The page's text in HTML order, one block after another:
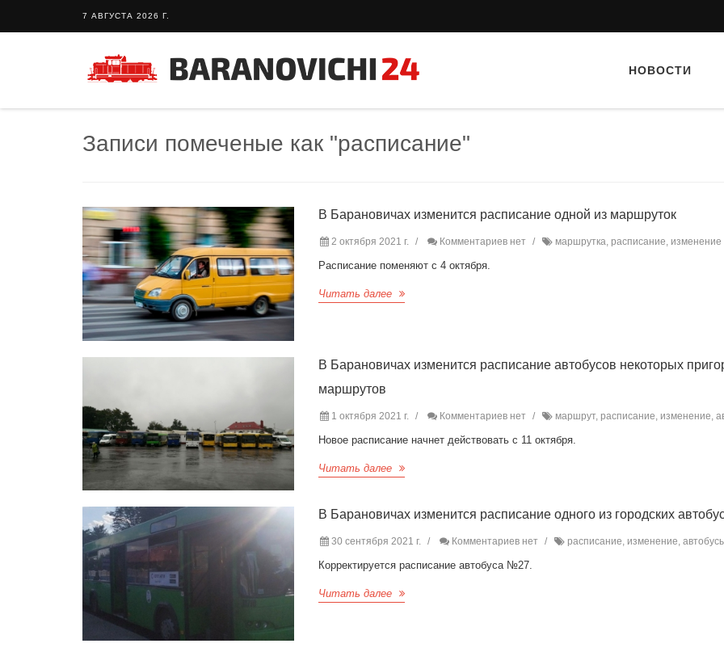
7 АВГУСТА 2026 Г.
НОВОСТИ
Записи помеченые как "расписание"
В Барановичах изменится расписание одной из маршруток
2 октября 2021 г. Комментариев нет маршрутка, расписание, изменение
Расписание поменяют с 4 октября.
Читать далее
В Барановичах изменится расписание автобусов некоторых
маршрутов
1 октября 2021 г. Комментариев нет маршрут, расписание, изменение,
Новое расписание начнет действовать с 11 октября.
Читать далее
В Барановичах изменится расписание одного из городских
30 сентября 2021 г. Комментариев нет расписание, изменение,
Корректируется расписание автобуса №27.
Читать далее
Тайный гость: кафе «Фасти Хасти»